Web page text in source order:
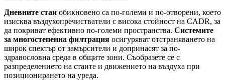
Дневните стаи обикновено са по-големи и по-отворени, което
изисква въздухопречистватели с висока стойност на CADR, за
да покриват ефективно по-големи пространства. Системите
за многостепенна филтрация осигуряват отстраняването на
широк спектър от замърсители и допринасят за по-
здравословна среда в общите зони. Съобразете се с
разпределението на стаите и движението на въздуха при
позиционирането на уреда.